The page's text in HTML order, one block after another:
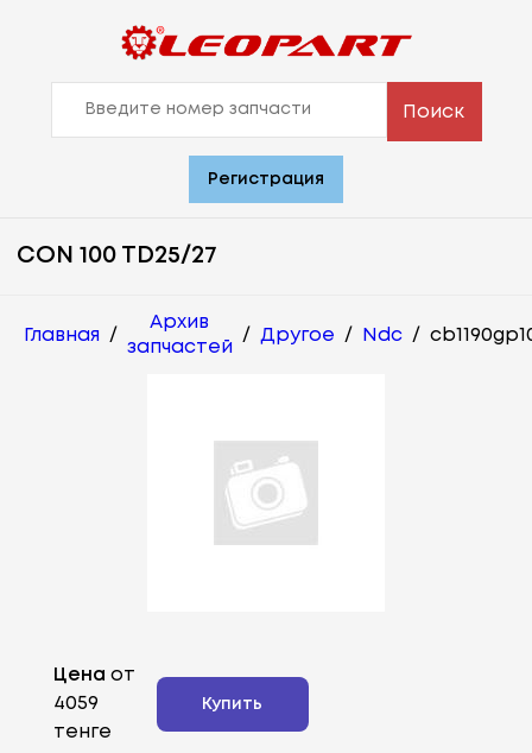
Поиск
Регистрация
CON 100 TD25/27
Главная /
Архив
запчастей
/ Другое / Ndc /
Цена от
4059
тенге
Купить